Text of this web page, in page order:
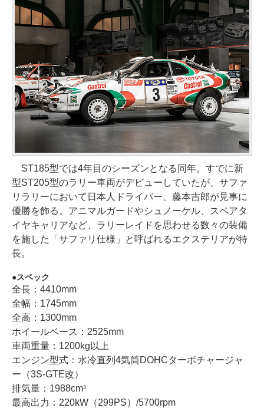
ST185型では4年目のシーズンとなる同年。すでに新
型ST205型のラリー車両がデビューしていたが、サファ
リラリーにおいて日本人ドライバー、藤本吉郎が見事に
優勝を飾る。アニマルガードやシュノーケル、スペアタ
イヤキャリアなど、ラリーレイドを思わせる数々の装備
を施した「サファリ仕様」と呼ばれるエクステリアが特
長。
スペック
全長：4410mm
全幅：1745mm
全高：1300mm
ホイールベース：2525mm
車両重量：1200kg以上
エンジン型式：水冷直列4気筒DOHCターボチャージャ
ー（3S-GTE改）
排気量：1988cm3
最高出力：220kW（299PS）/5700rpm